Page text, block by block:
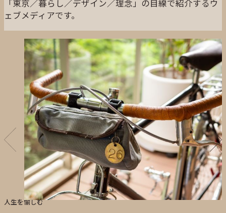
「東京／暮らし／デザイン／理念」の目線で紹介するウ
ェブメディアです。
人生を愉しむ